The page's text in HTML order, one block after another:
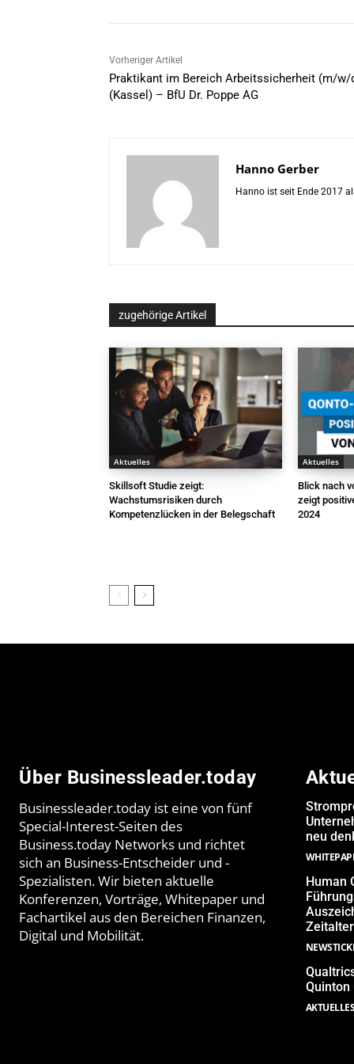
Vorheriger Artikel
Praktikant im Bereich Arbeitssicherheit (m/w/
(Kassel) – BfU Dr. Poppe AG
Hanno Gerber
Hanno ist seit Ende 2017
zugehörige Artikel
Aktuelles
Skillsoft Studie zeigt:
Wachstumsrisiken durch
Kompetenzlücken in der Belegschaft
Aktuelles
Blick nach
zeigt
2024
Über Businessleader.today
Businessleader.today ist eine von fünf
Special-Interest-Seiten des
Business.today Networks und richtet
sich an Business-Entscheider und -
Spezialisten. Wir bieten aktuelle
Konferenzen, Vorträge, Whitepaper und
Fachartikel aus den Bereichen Finanzen,
Digital und Mobilität.
neu
Human
Zeitalter